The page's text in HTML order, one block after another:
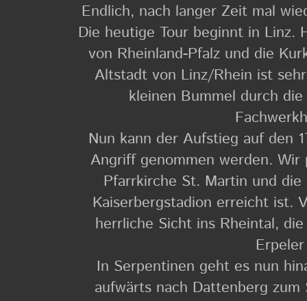
Endlich, nach langer Zeit mal
Die heutige Tour beginnt in Linz.
von Rheinland-Pfalz und die
Altstadt von Linz/Rhein ist
kleinen Bummel durch
Nun kann der Aufstieg auf den
Angriff genommen werden. Wir
Pfarrkirche St. Martin und
Kaiserbergstadion erreicht ist.
herrliche Sicht ins Rheintal,
In Serpentinen geht es nun
aufwärts nach Dattenberg